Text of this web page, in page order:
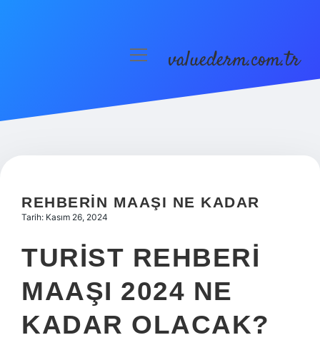
menüyüvaluederm.com.tr
REHBERIN MAAŞI NE KADAR
Tarih: Kasım 26, 2024
TURIST REHBERI
MAAŞI 2024 NE
KADAR OLACAK?